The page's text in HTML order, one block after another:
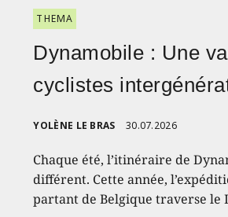
THEMA
Dynamobile : Une
cyclistes
YOLÈNE LE BRAS 30.07.2026
Chaque été, l’itinéraire de
différent. Cette année,
partant de Belgique traverse le